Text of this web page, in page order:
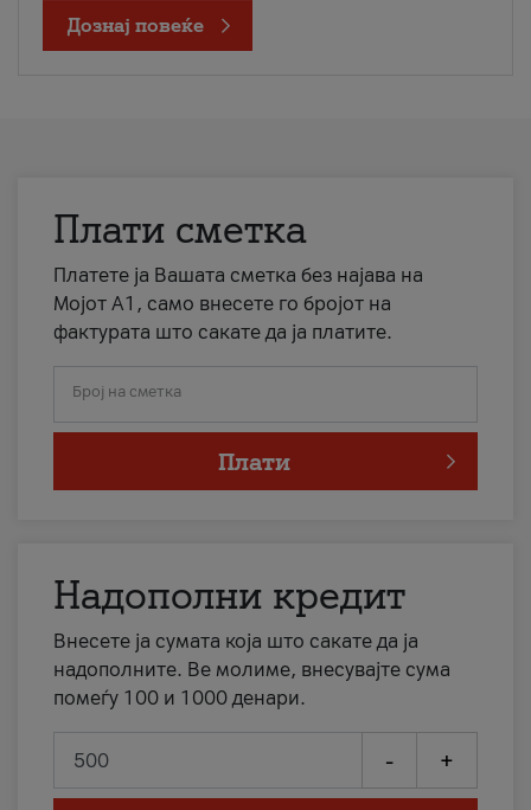
Дознај повеќе
Плати сметка
Платете ја Вашата сметка без најава на
Мојот А1, само внесете го бројот на
фактурата што сакате да ја платите.
Број на сметка
Плати
Надополни кредит
Внесете ја сумата која што сакате да ја
надополните. Ве молиме, внесувајте сума
помеѓу 100 и 1000 денари.
- +